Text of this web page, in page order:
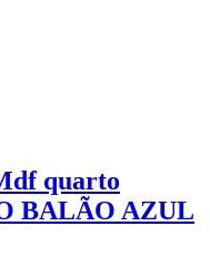
quarto
BALÃO AZUL